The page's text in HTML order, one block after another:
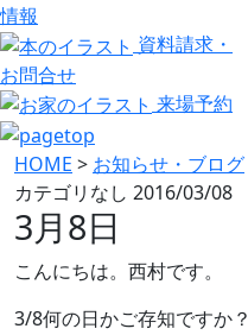
情報
資料請求・
お問合せ
来場予約
HOME > お知らせ・ブログ
カテゴリなし 2016/03/08
3月8日
こんにちは。西村です。
3/8何の日かご存知ですか？